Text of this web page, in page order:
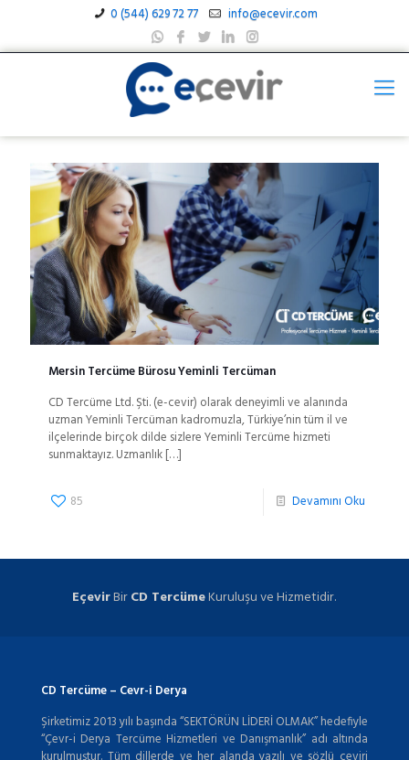
0 (544) 629 72 77 info@ecevir.com
Mersin Tercüme Bürosu Yeminli Tercüman
CD Tercüme Ltd. Şti. (e-cevir) olarak deneyimli ve alanında
uzman Yeminli Tercüman kadromuzla, Türkiye’nin tüm il ve
ilçelerinde birçok dilde sizlere Yeminli Tercüme hizmeti
sunmaktayız. Uzmanlık[…]
85 Devamını Oku
EçevirBirCD TercümeKuruluşu ve Hizmetidir.
CD Tercüme – Cevr-i Derya
Şirketimiz 2013 yılı başında “SEKTÖRÜN LİDERİ OLMAK” hedefiyle
“Çevr-i Derya Tercüme Hizmetleri ve Danışmanlık” adı altında